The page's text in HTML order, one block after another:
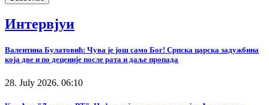
Интервјуи
Валентина Булатовић: Чува је још само Бог! Српска царска задужбина
која две и по деценије после рата и даље пропада
28. July 2026. 06:10